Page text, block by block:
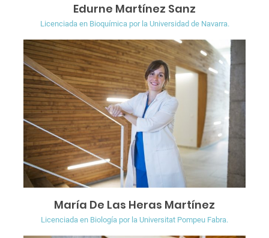
Edurne Martínez Sanz
Licenciada en Bioquímica por la Universidad de Navarra.
María De Las Heras Martínez
Licenciada en Biología por la Universitat Pompeu Fabra.